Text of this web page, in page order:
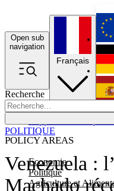
Open sub
navigation
Recherche
POLICY AREAS
Economie
Politique
Agriculture et
Français
Venezuela :
Machado
POLITIQUE